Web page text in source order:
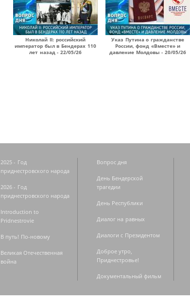
Николай II: российский
император был в Бендерах 110
лет назад - 22/05/26
Указ Путина о гражданстве
России, фонд «Вместе» и
давление Молдовы - 20/05/26
2025 - Год
приднестровского народа
2026 - Год
приднестровского народа
Introduction to
Pridnestrovie
В путь! По-новому
Великая Отечественная
война
Вопрос дня
День Бендерской
трагедии
День Республики
Диалог на равных
Диалоги с Президентом
Доброе утро,
Приднестровье!
Документальный фильм